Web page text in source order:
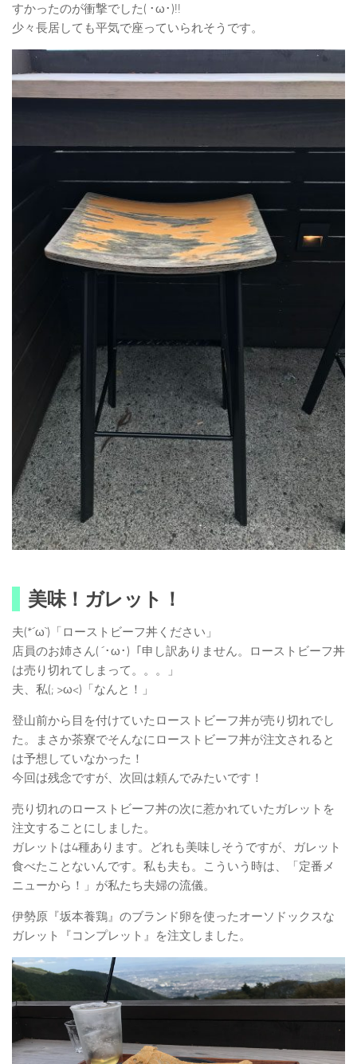
すかったのが衝撃でした( ･ω･)!!
少々長居しても平気で座っていられそうです。
美味！ガレット！
夫(*´ω`)「ローストビーフ丼ください」
店員のお姉さん( ´･ω･)「申し訳ありません。ローストビーフ丼
は売り切れてしまって。。。」
夫、私(; >ω<)「なんと！」
登山前から目を付けていたローストビーフ丼が売り切れでし
た。まさか茶寮でそんなにローストビーフ丼が注文されると
は予想していなかった！
今回は残念ですが、次回は頼んでみたいです！
売り切れのローストビーフ丼の次に惹かれていたガレットを
注文することにしました。
ガレットは4種あります。どれも美味しそうですが、ガレット
食べたことないんです。私も夫も。こういう時は、「定番メ
ニューから！」が私たち夫婦の流儀。
伊勢原『坂本養鶏』のブランド卵を使ったオーソドックスな
ガレット『コンプレット』を注文しました。